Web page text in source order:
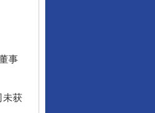
事
未获